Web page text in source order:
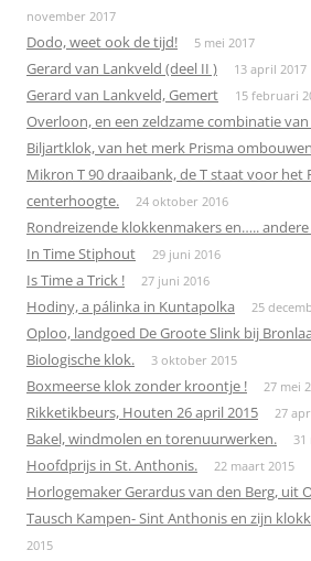
november 2017
Dodo, weet ook de tijd! 5 mei 2017
Gerard van Lankveld (deel II ) 13 april 2017
Gerard van Lankveld, Gemert 15 februari
Overloon, en een zeldzame combinatie
Biljartklok, van het merk Prisma
Mikron T 90 draaibank, de T staat voor het
centerhoogte.
24 oktober 2016
Rondreizende klokkenmakers en…..
In Time Stiphout 29 juni 2016
Is Time a Trick ! 27 juni 2016
Hodiny, a pálinka in Kuntapolka 25
Oploo, landgoed De Groote Slink bij
Biologische klok. 3 oktober 2015
Boxmeerse klok zonder kroontje ! 27 mei
Rikketikbeurs, Houten 26 april 2015 27
Bakel, windmolen en torenuurwerken. 31
Hoofdprijs in St. Anthonis. 22 maart 2015
Horlogemaker Gerardus van den Berg, uit
Tausch Kampen- Sint Anthonis en zijn
2015